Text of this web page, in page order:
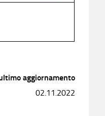
aggiornamento
02.11.2022